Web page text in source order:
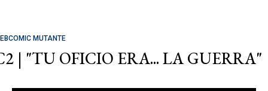
MUTANTE
| "TU OFICIO ERA... LA GUERRA"